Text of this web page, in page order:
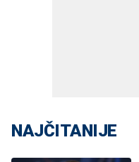
NAJČITANIJE